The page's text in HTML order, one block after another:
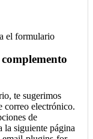
el formulario
te sugerimos
correo electrónico.
de
la siguiente página